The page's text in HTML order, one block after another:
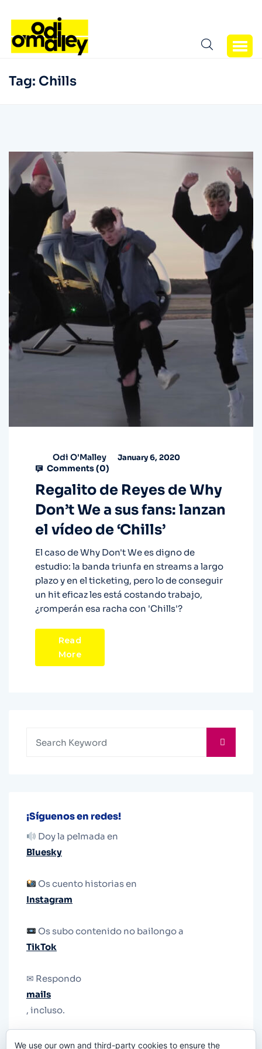
Tag: Chills
Odi O'Malley January 6, 2020
Comments (0)
Regalito de Reyes de Why
Don’t We a sus fans: lanzan
el vídeo de ‘Chills’
El caso de Why Don't We es digno de
estudio: la banda triunfa en streams a largo
plazo y en el ticketing, pero lo de conseguir
un hit eficaz les está costando trabajo,
¿romperán esa racha con 'Chills'?
Read
More
¡Síguenos en redes!
Doy la pelmada en
Bluesky
Os cuento historias en
Instagram
Os subo contenido no bailongo a
TikTok
✉ Respondo
mails
, incluso.
We use our own and third-party cookies to ensure the